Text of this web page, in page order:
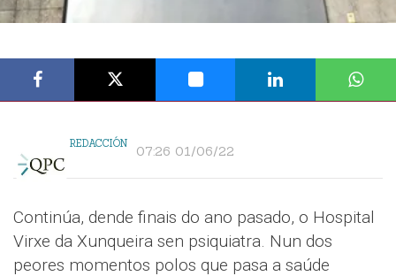
REDACCIÓN 07:26 01/06/22
Continúa, dende finais do ano pasado, o Hospital
Virxe da Xunqueira sen psiquiatra. Nun dos
peores momentos polos que pasa a saúde